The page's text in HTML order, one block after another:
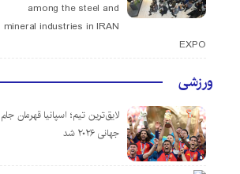
among the steel and
mineral industries in IRAN
EXPO
ورزشی
لایق‌ترین تیم؛ اسپانیا قهرمان جام
جهانی ۲۰۲۶ شد